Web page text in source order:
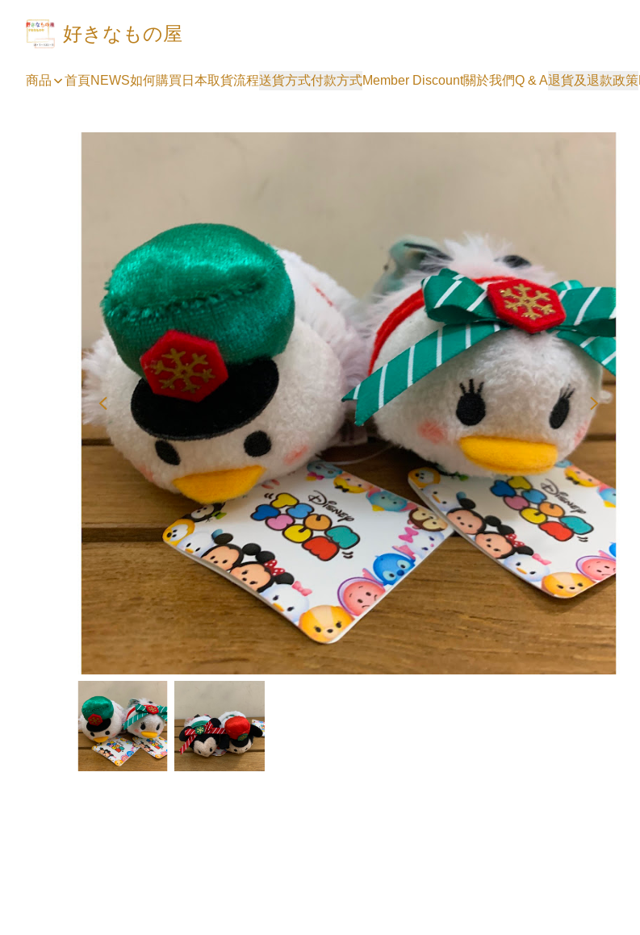
好きなもの屋
商品 首頁NEWS如何購買 日本取貨流程送貨方式付款方式Member Discount關於我們Q & A退貨及退款政策